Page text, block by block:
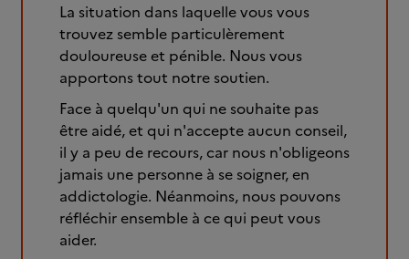
La situation dans laquelle vous vous
trouvez semble particulèrement
douloureuse et pénible. Nous vous
apportons tout notre soutien.
Face à quelqu'un qui ne souhaite pas
être aidé, et qui n'accepte aucun conseil,
il y a peu de recours, car nous n'obligeons
jamais une personne à se soigner, en
addictologie. Néanmoins, nous pouvons
réfléchir ensemble à ce qui peut vous
aider.